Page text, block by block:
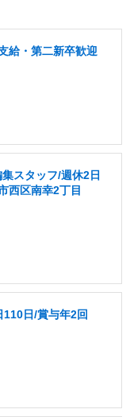
給・第二新卒歓迎
スタッフ/週休2日
西区南幸2丁目
日/賞与年2回